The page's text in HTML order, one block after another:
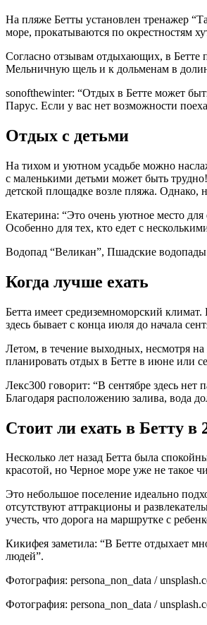
На пляже Бетты установлен тренажер
море, прокатываются по окрестностям
Согласно отзывам отдыхающих, в Бетте
Мельничную щель и к дольменам в
sonofthewinter: “Отдых в Бетте может
Парус. Если у вас нет возможности
Отдых с детьми
На тихом и уютном усадьбе можно
с маленькими детьми может быть
детской площадке возле пляжа. Однако,
Екатерина: “Это очень уютное место
Особенно для тех, кто едет с
Водопад “Великан”, Пшадские
Когда лучше ехать
Бетта имеет средиземноморский
здесь бывает с конца июля до начала
Летом, в течение выходных, несмотря
планировать отдых в Бетте в июне или
Лекс300 говорит: “В сентябре здесь нет
Благодаря расположению залива, вода
Стоит ли ехать в Бетту в
Несколько лет назад Бетта была
красотой, но Черное море уже не такое
Это небольшое поселение идеально
отсутствуют аттракционы и
учесть, что дорога на маршрутке с
Кикифея заметила: “В Бетте отдыхает
людей”.
Фотография: persona_non_data /
Фотография: persona_non_data /